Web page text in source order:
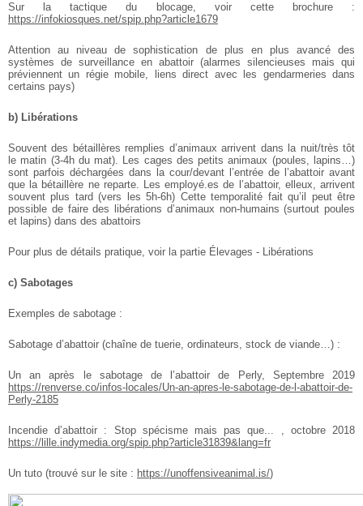
Sur la tactique du blocage, voir cette brochure :
https://infokiosques.net/spip.php?article1679
Attention au niveau de sophistication de plus en plus avancé des
systèmes de surveillance en abattoir (alarmes silencieuses mais qui
préviennent un régie mobile, liens direct avec les gendarmeries dans
certains pays)
b) Libérations
Souvent des bétaillères remplies d’animaux arrivent dans la nuit/très tôt
le matin (3-4h du mat). Les cages des petits animaux (poules, lapins…)
sont parfois déchargées dans la cour/devant l’entrée de l’abattoir avant
que la bétaillère ne reparte. Les employé.es de l’abattoir, elleux, arrivent
souvent plus tard (vers les 5h-6h) Cette temporalité fait qu’il peut être
possible de faire des libérations d’animaux non-humains (surtout poules
et lapins) dans des abattoirs
Pour plus de détails pratique, voir la partie Élevages - Libérations
c) Sabotages
Exemples de sabotage :
Sabotage d’abattoir (chaîne de tuerie, ordinateurs, stock de viande…) :
Un an après le sabotage de l’abattoir de Perly, Septembre 2019
https://renverse.co/infos-locales/Un-an-apres-le-sabotage-de-l-abattoir-de-
Perly-2185
Incendie d’abattoir : Stop spécisme mais pas que... , octobre 2018
https://lille.indymedia.org/spip.php?article31839&lang=fr
Un tuto (trouvé sur le site : https://unoffensiveanimal.is/)